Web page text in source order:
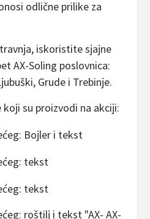
odlične prilike za
iskoristite sjajne
AX-Soling poslovnica:
Grude i Trebinje.
su proizvodi na akciji: